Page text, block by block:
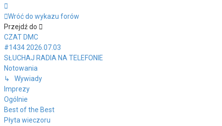
Wróć do wykazu forów
Przejdź do
CZAT DMC
#1434 2026.07.03
SŁUCHAJ RADIA NA TELEFONIE
Notowania
↳ Wywiady
Imprezy
Ogólnie
Best of the Best
Płyta wieczoru